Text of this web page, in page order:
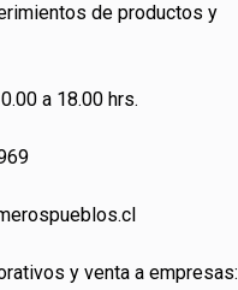
de productos y
a 18.00 hrs.
pueblos.cl
y venta a empresas: